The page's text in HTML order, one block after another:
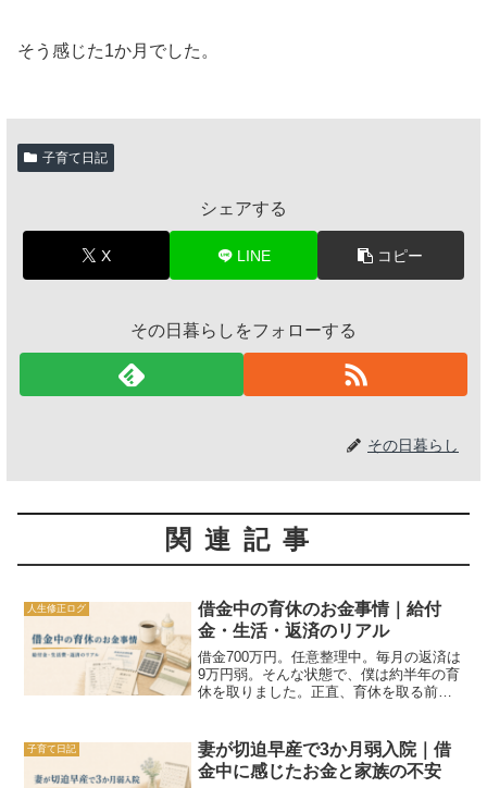
そう感じた1か月でした。
子育て日記
シェアする
X LINE コピー
その日暮らしをフォローする
その日暮らし
関連記事
人生修正ログ
借金中の育休のお金事情｜給付
金・生活・返済のリアル
借金700万円。任意整理中。毎月の返済は
9万円弱。そんな状態で、僕は約半年の育
休を取りました。正直、育休を取る前は
賃も生活費もかかります。子どもが生ま
れれば、さらにお金...
子育て日記
妻が切迫早産で3か月弱入院｜借
金中に感じたお金と家族の不安